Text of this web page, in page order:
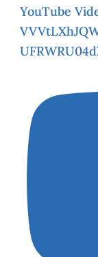
YouTube